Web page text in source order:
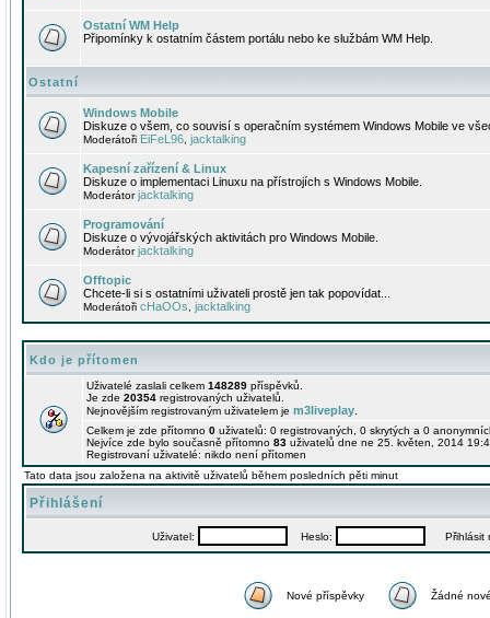
Ostatní WM Help
Připomínky k ostatním částem portálu nebo ke službám WM Help.
Ostatní
Windows Mobile
Diskuze o všem, co souvisí s operačním systémem Windows Mobile ve
Moderátoři EiFeL96 jacktalking
Kapesní zařízení & Linux
Diskuze o implementaci Linuxu na přístrojích s Windows Mobile.
Moderátorjacktalking
Programování
Diskuze o vývojářských aktivitách pro Windows Mobile.
Moderátorjacktalking
Offtopic
Chcete-li si s ostatními uživateli prostě jen tak popovídat...
Moderátoři cHaOOs jacktalking
Kdo je přítomen
Uživatelé zaslali celkem 148289 příspěvků.
Je zde 20354 registrovaných uživatelů.
Nejnovějším registrovaným uživatelem je m3liveplay
Celkem je zde přítomno 0 uživatelů: 0 registrovaných, 0 skrytých a 0
Nejvíce zde bylo současně přítomno 83 uživatelů dne ne 25. květen, 2014
Registrovaní uživatelé: nikdo není přítomen
Tato data jsou založena na aktivitě uživatelů během posledních pěti minut
Přihlášení
Uživatel: Heslo: Přihlásit
Nové příspěvky Žádné